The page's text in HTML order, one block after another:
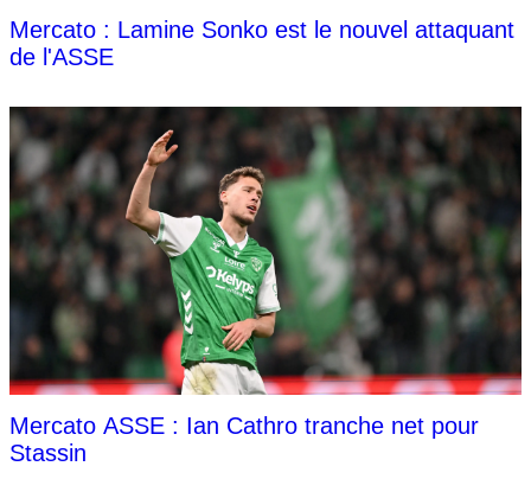
Mercato : Lamine Sonko est le nouvel attaquant
de l'ASSE
Mercato ASSE : Ian Cathro tranche net pour
Stassin